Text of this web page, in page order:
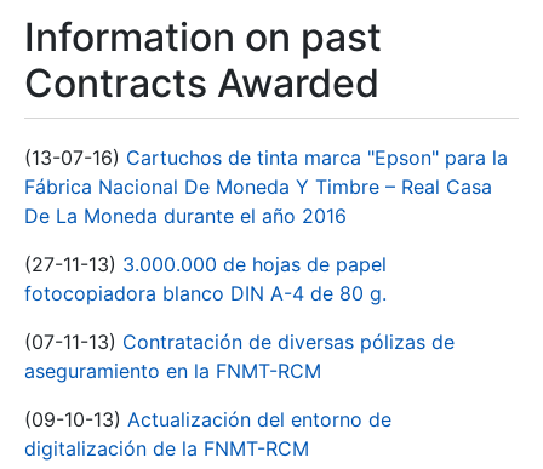
Information on past
Contracts Awarded
(13-07-16) Cartuchos de tinta marca "Epson" para la
Fábrica Nacional De Moneda Y Timbre – Real Casa
De La Moneda durante el año 2016
(27-11-13) 3.000.000 de hojas de papel
fotocopiadora blanco DIN A-4 de 80 g.
(07-11-13) Contratación de diversas pólizas de
aseguramiento en la FNMT-RCM
(09-10-13) Actualización del entorno de
digitalización de la FNMT-RCM